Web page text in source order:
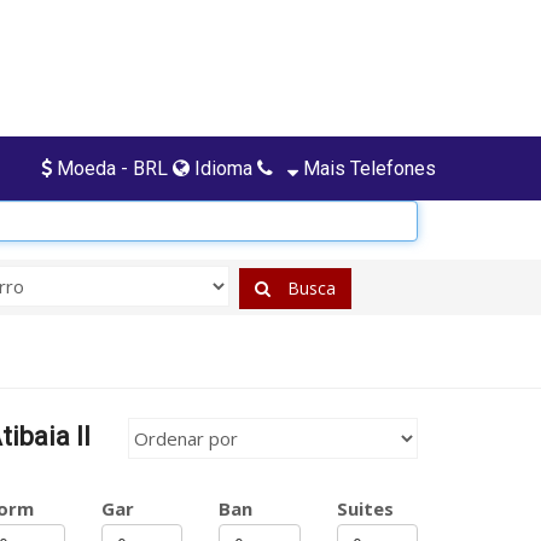
Moeda - BRL Idioma Mais Telefones
Busca
II
Gar Ban Suites